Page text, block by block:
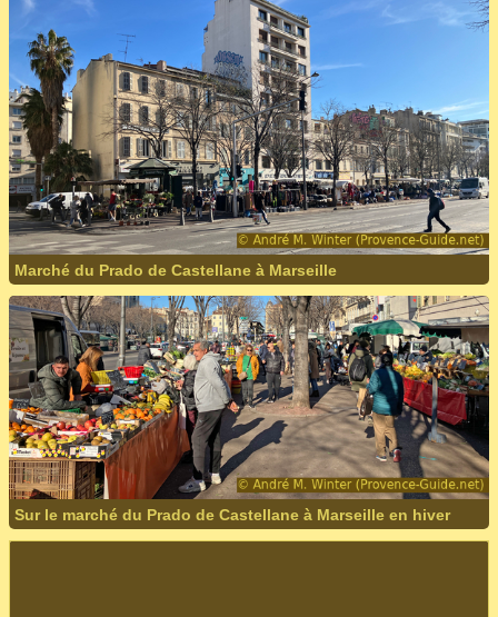
Marché du Prado de Castellane à Marseille
Sur le marché du Prado de Castellane à Marseille en hiver